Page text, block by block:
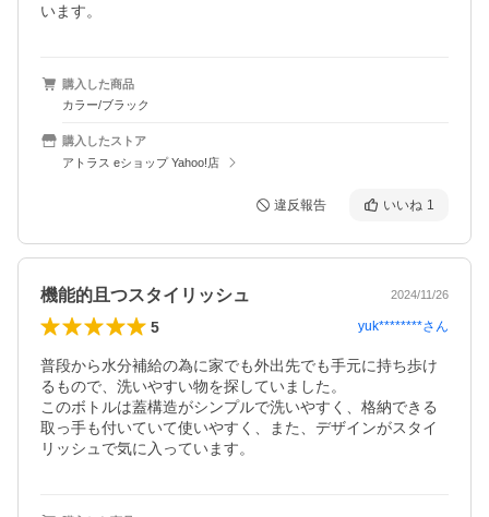
います。
購入した商品
カラー/ブラック
購入したストア
アトラス eショップ Yahoo!店
違反報告 いいね 1
機能的且つスタイリッシュ 2024/11/26
5 yuk********さん
普段から水分補給の為に家でも外出先でも手元に持ち歩け
るもので、洗いやすい物を探していました。
このボトルは蓋構造がシンプルで洗いやすく、格納できる
取っ手も付いていて使いやすく、また、デザインがスタイ
リッシュで気に入っています。